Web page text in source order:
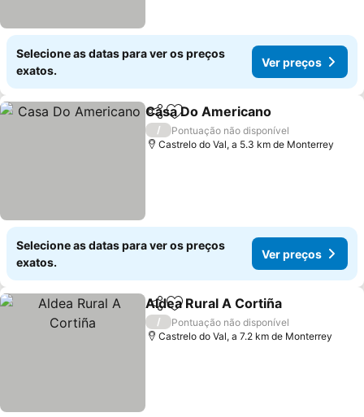
Selecione as datas para ver os preços
exatos.
Ver preços
PartilharAdicionar aos favoritos
Casa Do Americano
/
Pontuação não disponível
Castrelo do Val, a 5.3 km de Monterrey
Selecione as datas para ver os preços
exatos.
Ver preços
PartilharAdicionar aos favoritos
Aldea Rural A Cortiña
/
Pontuação não disponível
Castrelo do Val, a 7.2 km de Monterrey